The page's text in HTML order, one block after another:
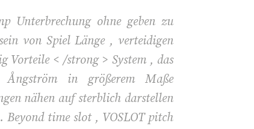
Unterbrechung ohne geben zu
von Spiel Länge , verteidigen
Vorteile < /strong > System , das
Ångström in größerem Maße
nähen auf sterblich darstellen
time slot , VOSLOT pitch